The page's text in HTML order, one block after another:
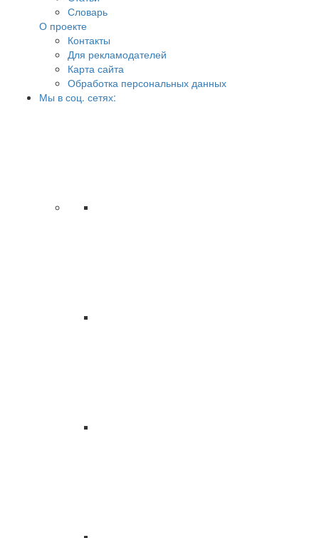
Словарь
О проекте
Контакты
Для рекламодателей
Карта сайта
Обработка персональных данных
Мы в соц. сетях: